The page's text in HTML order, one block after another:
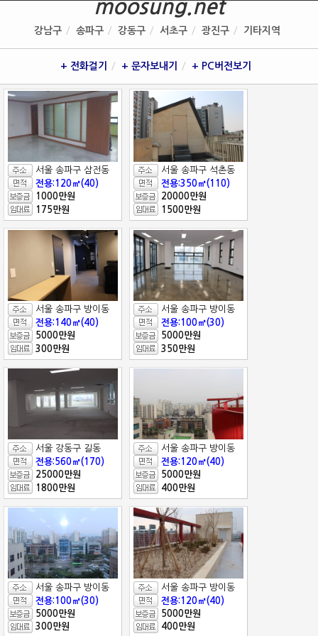
moosung.net
강남구 송파구 강동구 서초구 광진구 기타지역
+ 전화걸기 + 문자보내기 + PC버전보기
서울 송파구 삼전동
전용:120㎡(40)
1000만원
175만원
서울 송파구 석촌동
전용:350㎡(110)
20000만원
1500만원
서울 송파구 방이동
전용:140㎡(40)
5000만원
300만원
서울 송파구 방이동
전용:100㎡(30)
5000만원
350만원
서울 강동구 길동
전용:560㎡(170)
25000만원
1800만원
서울 송파구 방이동
전용:120㎡(40)
5000만원
400만원
서울 송파구 방이동
전용:100㎡(30)
5000만원
300만원
서울 송파구 방이동
전용:120㎡(40)
5000만원
400만원